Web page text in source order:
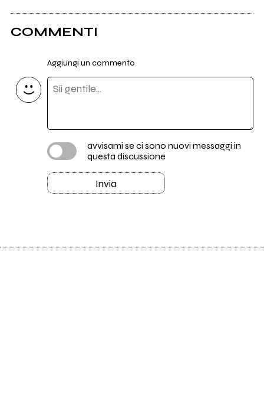
COMMENTI
Aggiungi un commento
avvisami se ci sono nuovi messaggi in
questa discussione
Invia